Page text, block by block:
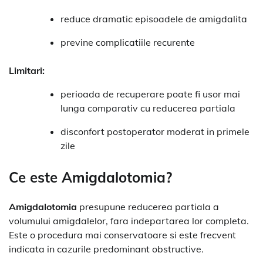
reduce dramatic episoadele de amigdalita
previne complicatiile recurente
Limitari:
perioada de recuperare poate fi usor mai
lunga comparativ cu reducerea partiala
disconfort postoperator moderat in primele
zile
Ce este Amigdalotomia?
Amigdalotomia presupune reducerea partiala a
volumului amigdalelor, fara indepartarea lor completa.
Este o procedura mai conservatoare si este frecvent
indicata in cazurile predominant obstructive.